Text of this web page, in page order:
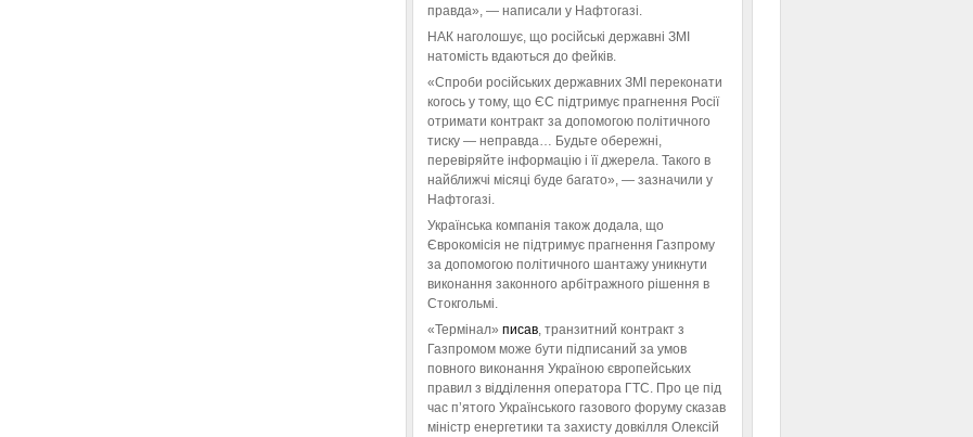
правда», — написали у Нафтогазі.
НАК наголошує, що російські державні ЗМІ
натомість вдаються до фейків.
«Спроби російських державних ЗМІ переконати
когось у тому, що ЄС підтримує прагнення Росії
отримати контракт за допомогою політичного
тиску — неправда… Будьте обережні,
перевіряйте інформацію і її джерела. Такого в
найближчі місяці буде багато», — зазначили у
Нафтогазі.
Українська компанія також додала, що
Єврокомісія не підтримує прагнення Газпрому
за допомогою політичного шантажу уникнути
виконання законного арбітражного рішення в
Стокгольмі.
«Термінал» писав, транзитний контракт з
Газпромом може бути підписаний за умов
повного виконання Україною європейських
правил з відділення оператора ГТС. Про це під
час п’ятого Українського газового форуму сказав
міністр енергетики та захисту довкілля Олексій